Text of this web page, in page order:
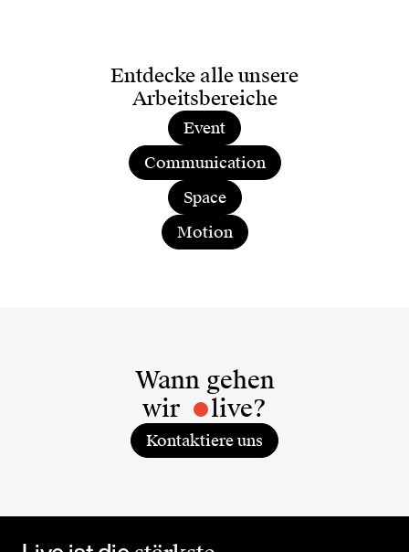
Entdecke alle unsere
Arbeitsbereiche
Event
Communication
Space
Motion
Wann gehen
wir
live?
Kontaktiere uns